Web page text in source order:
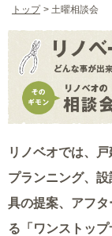
トップ 土曜相談会
リノベオでは、
プランニング、 設
具の提案、アフ
る「 ワンストッ